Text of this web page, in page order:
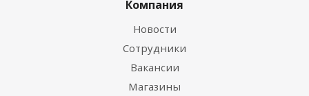
Компания
Новости
Сотрудники
Вакансии
Магазины